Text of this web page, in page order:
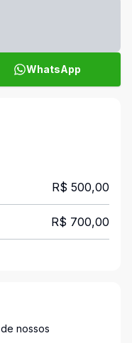
WhatsApp
R$ 500,00
R$ 700,00
nossos